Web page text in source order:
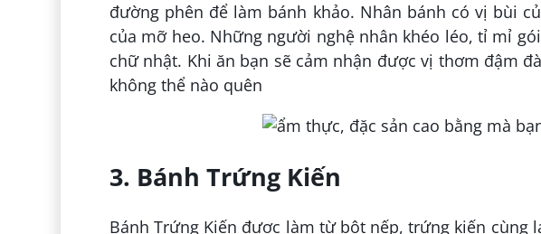
đường phên để làm bánh khảo. Nhân bánh có vị bùi
của mỡ heo. Những người nghệ nhân khéo léo, tỉ mỉ
chữ nhật. Khi ăn bạn sẽ cảm nhận được vị thơm đậm
không thể nào quên
3. Bánh Trứng Kiến
Bánh Trứng Kiến được làm từ bột nếp, trứng kiến cùng